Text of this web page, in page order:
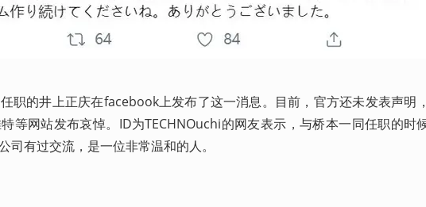
职的井上正庆在facebook上发布了这一消息。目前，官方还未发表声明
等网站发布哀悼。ID为TECHNOuchi的网友表示，与桥本一同任职的时
司有过交流，是一位非常温和的人。